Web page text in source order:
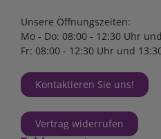
Unsere Öffnungszeiten:
Mo - Do: 08:00 - 12:30 Uhr
Fr: 08:00 - 12:30 Uhr und
Kontaktieren Sie uns!
Vertrag widerrufen